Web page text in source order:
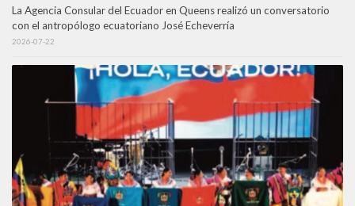
La Agencia Consular del Ecuador en Queens realizó un conversatorio
con el antropólogo ecuatoriano José Echeverría
2026-07-22